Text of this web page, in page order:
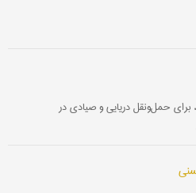
حمل‌ونقل دریایی و صیادی در